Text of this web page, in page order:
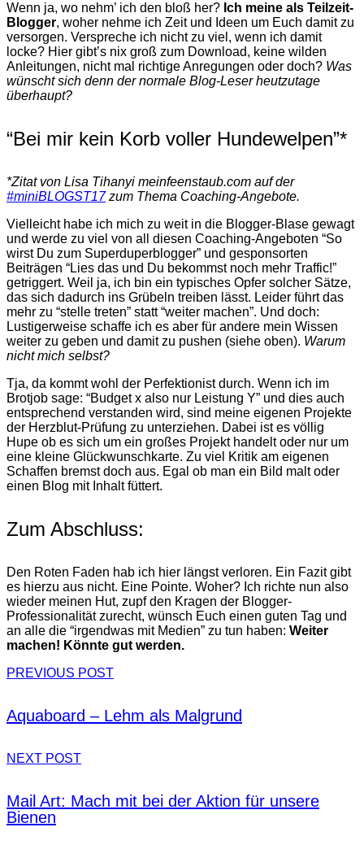
Wenn ja, wo nehm’ ich den bloß her? Ich meine als Teilzeit-
Blogger, woher nehme ich Zeit und Ideen um Euch damit zu
versorgen. Verspreche ich nicht zu viel, wenn ich damit
locke? Hier gibt’s nix groß zum Download, keine wilden
Anleitungen, nicht mal richtige Anregungen oder doch? Was
wünscht sich denn der normale Blog-Leser heutzutage
überhaupt?
“Bei mir kein Korb voller Hundewelpen”*
*Zitat von Lisa Tihanyi meinfeenstaub.com auf der
#miniBLOGST17zum Thema Coaching-Angebote.
Vielleicht habe ich mich zu weit in die Blogger-Blase gewagt
und werde zu viel von all diesen Coaching-Angeboten “So
wirst Du zum Superduperblogger” und gesponsorten
Beiträgen “Lies das und Du bekommst noch mehr Traffic!”
getriggert. Weil ja, ich bin ein typisches Opfer solcher Sätze,
das sich dadurch ins Grübeln treiben lässt. Leider führt das
mehr zu “stelle treten” statt “weiter machen”. Und doch:
Lustigerweise schaffe ich es aber für andere mein Wissen
weiter zu geben und damit zu pushen (siehe oben). Warum
nicht mich selbst?
Tja, da kommt wohl der Perfektionist durch. Wenn ich im
Brotjob sage: “Budget x also nur Leistung Y” und dies auch
entsprechend verstanden wird, sind meine eigenen Projekte
der Herzblut-Prüfung zu unterziehen. Dabei ist es völlig
Hupe ob es sich um ein großes Projekt handelt oder nur um
eine kleine Glückwunschkarte. Zu viel Kritik am eigenen
Schaffen bremst doch aus. Egal ob man ein Bild malt oder
einen Blog mit Inhalt füttert.
Zum Abschluss:
Den Roten Faden hab ich hier längst verloren. Ein Fazit gibt
es hierzu aus nicht. Eine Pointe. Woher? Ich richte nun also
wieder meinen Hut, zupf den Kragen der Blogger-
Professionalität zurecht, wünsch Euch einen guten Tag und
an alle die “irgendwas mit Medien” zu tun haben: Weiter
machen! Könnte gut werden.
PREVIOUS POST
Aquaboard – Lehm als Malgrund
NEXT POST
Mail Art: Mach mit bei der Aktion für unsere
Bienen